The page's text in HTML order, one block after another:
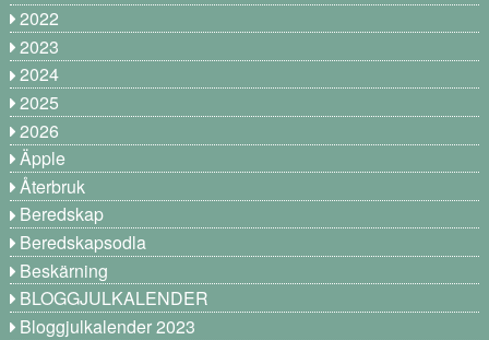
2022
2023
2024
2025
2026
Äpple
Återbruk
Beredskap
Beredskapsodla
Beskärning
BLOGGJULKALENDER
Bloggjulkalender 2023